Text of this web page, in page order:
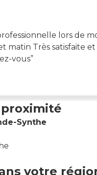
lors de
matin Très satisfaite
vous
Synthe
votre